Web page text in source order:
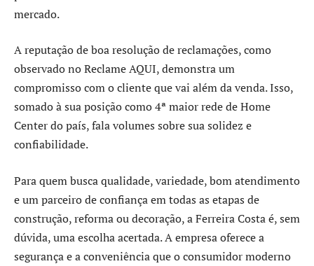
mercado.
A reputação de boa resolução de reclamações, como
observado no Reclame AQUI, demonstra um
compromisso com o cliente que vai além da venda. Isso,
somado à sua posição como 4ª maior rede de Home
Center do país, fala volumes sobre sua solidez e
confiabilidade.
Para quem busca qualidade, variedade, bom atendimento
e um parceiro de confiança em todas as etapas de
construção, reforma ou decoração, a Ferreira Costa é, sem
dúvida, uma escolha acertada. A empresa oferece a
segurança e a conveniência que o consumidor moderno